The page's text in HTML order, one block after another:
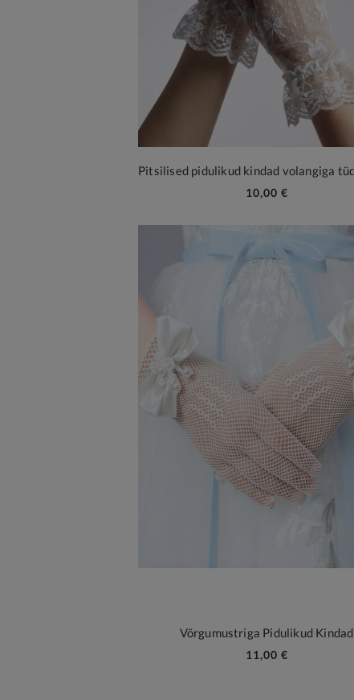
10,00 €
Võrgumustriga Pidulikud Kindad
11,00 €